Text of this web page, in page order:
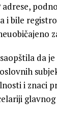
i bile
da
i znaci